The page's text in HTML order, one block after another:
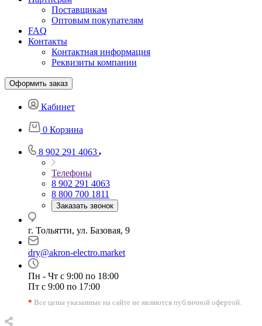
Поставщикам
Оптовым покупателям
FAQ
Контакты
Контактная информация
Реквизиты компании
Оформить заказ
Кабинет
0 Корзина
8 902 291 4063
Телефоны
8 902 291 4063
8 800 700 1811
Заказать звонок
г. Тольятти, ул. Базовая, 9
dry@akron-electro.market
Пн - Чт с 9:00 по 18:00
Пт с 9:00 по 17:00
* Все цены указанные на сайте не являются публичной офертой.